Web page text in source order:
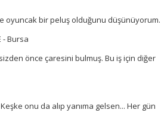
oyuncak bir peluş olduğunu düşünüyorum.
- Bursa
önce çaresini bulmuş. Bu iş için diğer
onu da alıp yanıma gelsen... Her gün